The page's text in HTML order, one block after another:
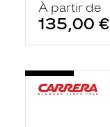
À partir de
135,00 €